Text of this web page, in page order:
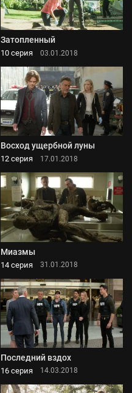
Затопленный
10 серия 03.01.2018
Восход ущербной луны
12 серия 17.01.2018
Миазмы
14 серия 31.01.2018
Последний вздох
16 серия 14.03.2018